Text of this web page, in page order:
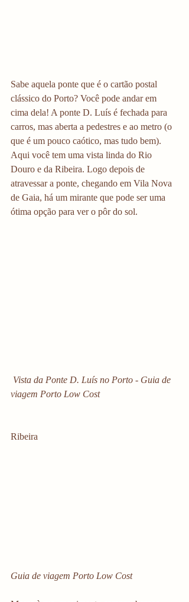
Sabe aquela ponte que é o cartão postal
clássico do Porto? Você pode andar em
cima dela! A ponte D. Luís é fechada para
carros, mas aberta a pedestres e ao metro (o
que é um pouco caótico, mas tudo bem).
Aqui você tem uma vista linda do Rio
Douro e da Ribeira. Logo depois de
atravessar a ponte, chegando em Vila Nova
de Gaia, há um mirante que pode ser uma
ótima opção para ver o pôr do sol.
viagem Porto Low Cost
Ribeira
Guia de viagem Porto Low Cost